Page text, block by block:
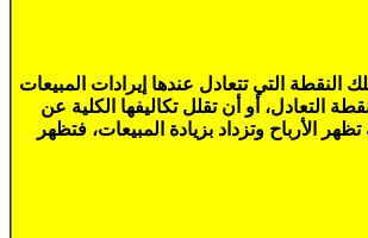
التي تتعادل عندها إيرادات المبيعات
التعادل، أو أن تقلل تكاليفها الكلية عن
الأرباح وتزداد بزيادة المبيعات، فتظهر